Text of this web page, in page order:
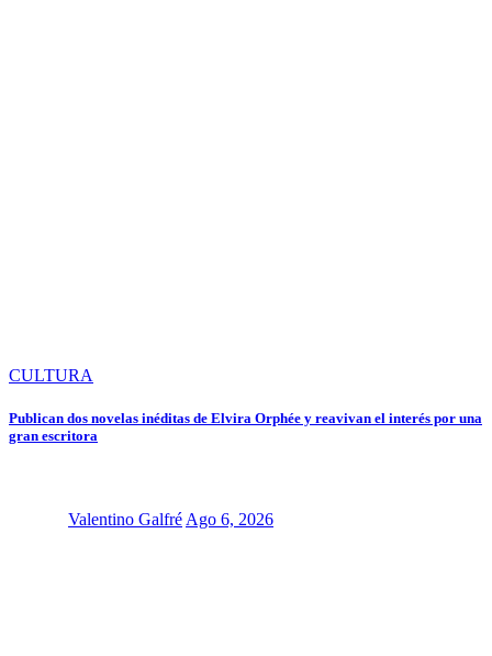
CULTURA
Publican dos novelas inéditas de Elvira Orphée y reavivan el interés por una
gran escritora
Valentino Galfré Ago 6, 2026